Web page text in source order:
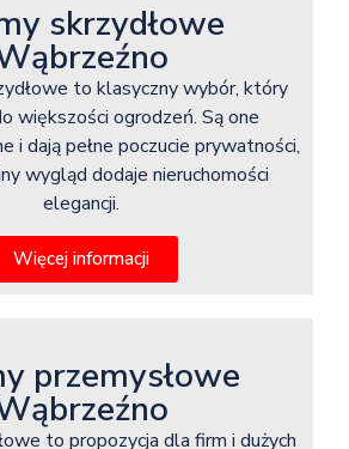
skrzydłowe
to klasyczny wybór, który
większości ogrodzeń. Są one
i dają pełne poczucie prywatności,
wygląd dodaje nieruchomości
elegancji.
Więcej informacji
przemysłowe
to propozycja dla firm i dużych